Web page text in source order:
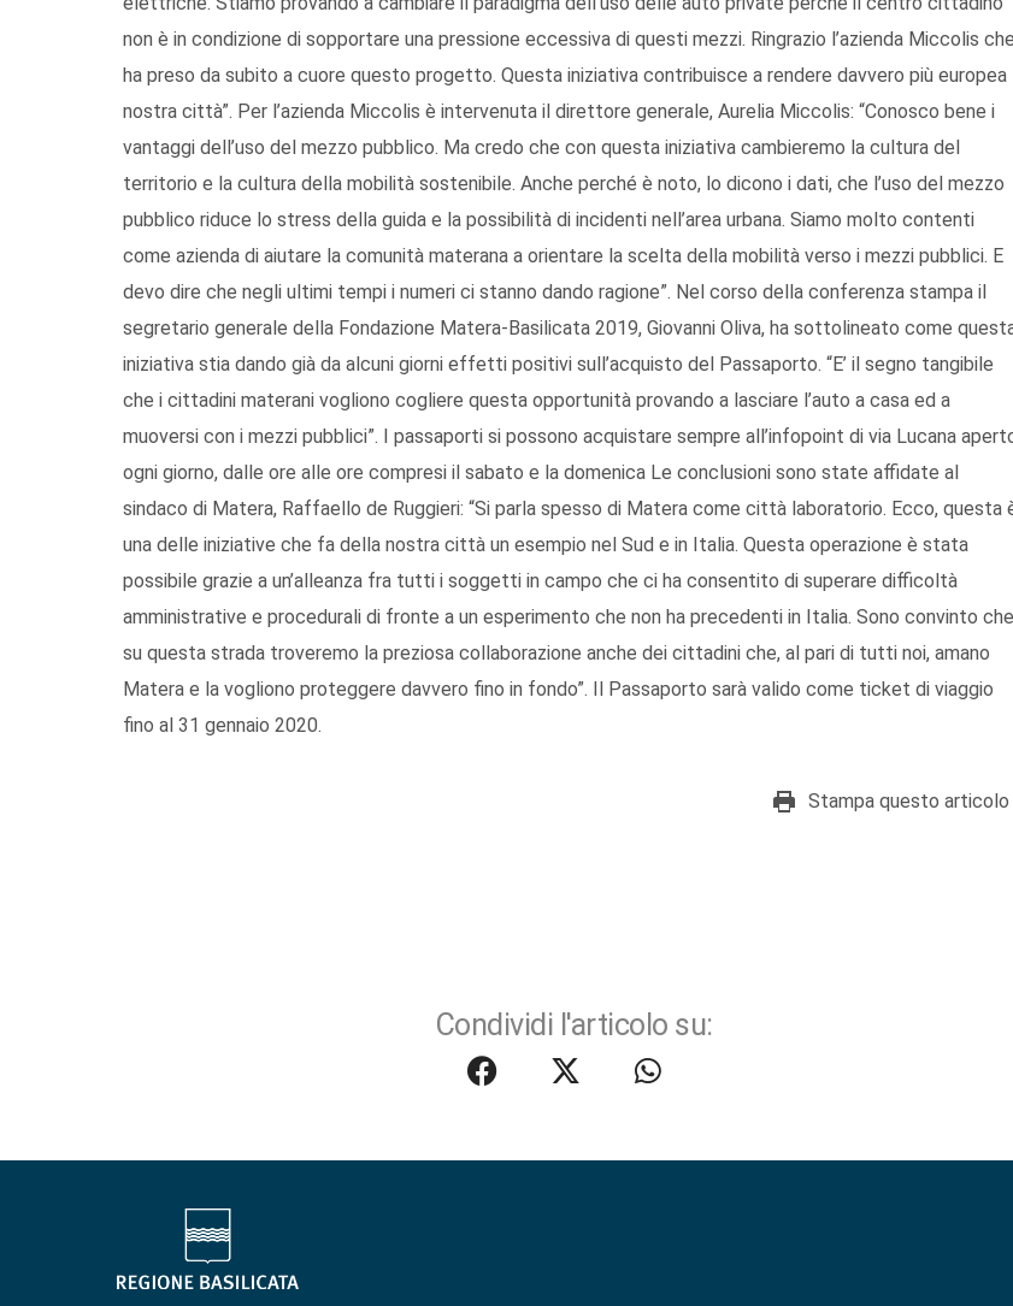
non è in condizione di sopportare una pressione eccessiva di questi mezzi. Ringrazio l’azienda Miccolis che
ha preso da subito a cuore questo progetto. Questa iniziativa contribuisce a rendere davvero più europea
nostra città”. Per l’azienda Miccolis è intervenuta il direttore generale, Aurelia Miccolis: “Conosco bene i
vantaggi dell’uso del mezzo pubblico. Ma credo che con questa iniziativa cambieremo la cultura del
territorio e la cultura della mobilità sostenibile. Anche perché è noto, lo dicono i dati, che l’uso del mezzo
pubblico riduce lo stress della guida e la possibilità di incidenti nell’area urbana. Siamo molto contenti
come azienda di aiutare la comunità materana a orientare la scelta della mobilità verso i mezzi pubblici. E
devo dire che negli ultimi tempi i numeri ci stanno dando ragione”. Nel corso della conferenza stampa il
segretario generale della Fondazione Matera-Basilicata 2019, Giovanni Oliva, ha sottolineato come
iniziativa stia dando già da alcuni giorni effetti positivi sull’acquisto del Passaporto. “E’ il segno tangibile
che i cittadini materani vogliono cogliere questa opportunità provando a lasciare l’auto a casa ed a
muoversi con i mezzi pubblici”. I passaporti si possono acquistare sempre all’infopoint di via Lucana
ogni giorno, dalle ore alle ore compresi il sabato e la domenica Le conclusioni sono state affidate al
sindaco di Matera, Raffaello de Ruggieri: “Si parla spesso di Matera come città laboratorio. Ecco, questa
una delle iniziative che fa della nostra città un esempio nel Sud e in Italia. Questa operazione è stata
possibile grazie a un’alleanza fra tutti i soggetti in campo che ci ha consentito di superare difficoltà
amministrative e procedurali di fronte a un esperimento che non ha precedenti in Italia. Sono convinto che
su questa strada troveremo la preziosa collaborazione anche dei cittadini che, al pari di tutti noi, amano
Matera e la vogliono proteggere davvero fino in fondo”. Il Passaporto sarà valido come ticket di viaggio
fino al 31 gennaio 2020.
Stampa questo articolo
Condividi l'articolo su: